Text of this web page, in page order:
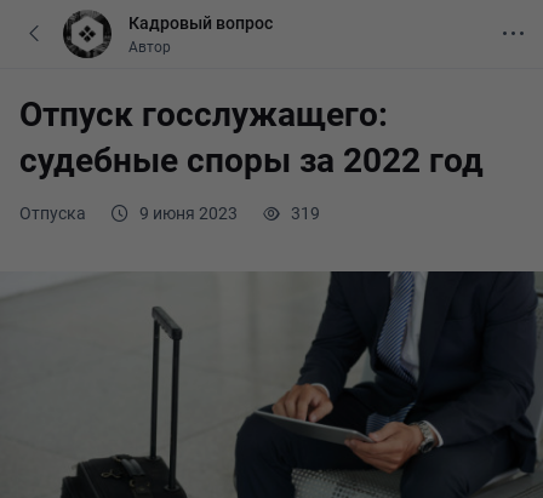
Отпуска 9 июня 2023 319
Отпуск госслужащего:
судебные споры за 2022 год
Кадровый вопрос
Автор